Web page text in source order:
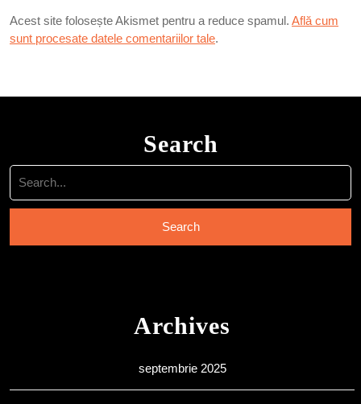
Acest site folosește Akismet pentru a reduce spamul. Află cum
sunt procesate datele comentariilor tale.
Search
Search
for:
Archives
septembrie 2025